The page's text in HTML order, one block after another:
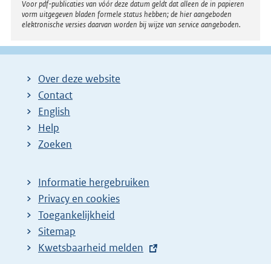
Voor pdf-publicaties van vóór deze datum geldt dat alleen de in papieren
vorm uitgegeven bladen formele status hebben; de hier aangeboden
elektronische versies daarvan worden bij wijze van service aangeboden.
Over deze website
Contact
English
Help
Zoeken
Informatie hergebruiken
Privacy en cookies
Toegankelijkheid
Sitemap
E
Kwetsbaarheid melden